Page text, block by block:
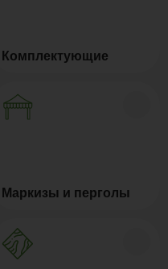
Комплектующие
Маркизы и перголы